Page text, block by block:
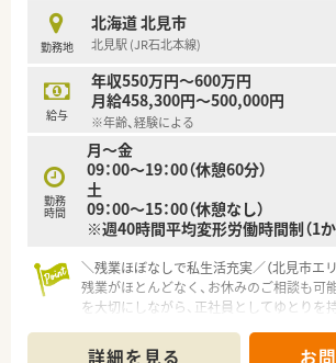
取得に向け、積極的に学会発表論文投稿等
■病院の経験は問いません。
見学からでも対応可能！お気軽にご相談く
■院内託児所が利用可能！
子育て世代の薬剤師様も安心してご勤務
〈法人紹介〉
■公的医療機関として15の医療施設を運営
ター・訪問看護ステーションを併設、地域
的に展開しております。
■福利厚生面も充実しています。
有給休暇消化率は100％！
勤務地
北海道 北見市
北見駅 (JR石北本線)
給与
年収550万円～600万円
月給458,300円～500,000円
※年齢、経験による
勤務
時間
月～金
09：00～19：00（休憩60分）
土
09：00～15：00（休憩なし）
※週40時間平均変形労働時間制（1か
＼残業ほぼなしで私生活充実／（北見市エ
残業がほとんどなく、お休みのご相談も可
を大切にしながら、正社員としてゆとりを
＊------------------------------------------＊
詳細を見る お